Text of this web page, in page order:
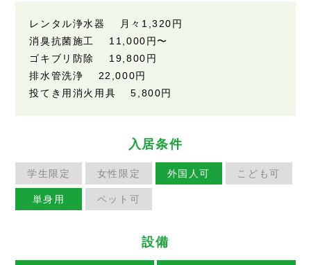
レンタル浄水器 月々1,320円
消臭抗菌施工 11,000円〜
ゴキブリ防除 19,800円
排水管洗浄 22,000円
投てき用消火用具 5,800円
入居条件
学生限定 女性限定 外国人可 こども可
単身用 ペット可
設備